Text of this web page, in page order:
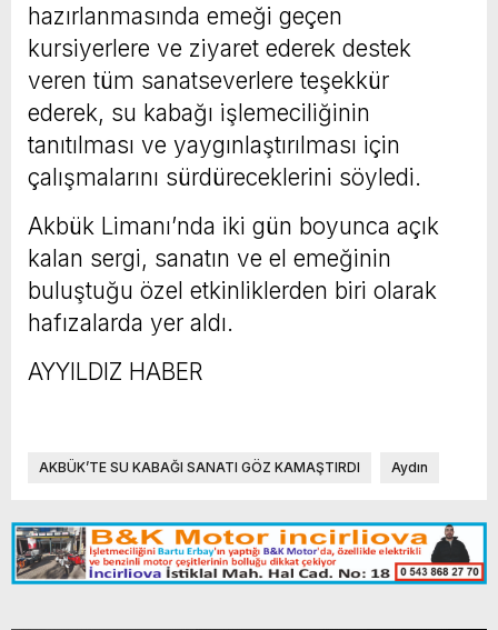
hazırlanmasında emeği geçen
kursiyerlere ve ziyaret ederek destek
veren tüm sanatseverlere teşekkür
ederek, su kabağı işlemeciliğinin
tanıtılması ve yaygınlaştırılması için
çalışmalarını sürdüreceklerini söyledi.
Akbük Limanı’nda iki gün boyunca açık
kalan sergi, sanatın ve el emeğinin
buluştuğu özel etkinliklerden biri olarak
hafızalarda yer aldı.
AYYILDIZ HABER
AKBÜK’TE SU KABAĞI SANATI GÖZ KAMAŞTIRDI Aydın